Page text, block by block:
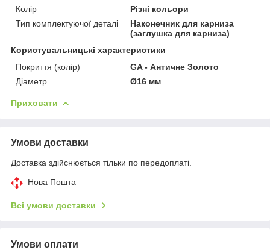
Колір
Різні кольори
Тип комплектуючої деталі
Наконечник для карниза
(заглушка для карниза)
Користувальницькі характеристики
Покриття (колір)
GA - Античне Золото
Діаметр
Ø16 мм
Приховати
Умови доставки
Доставка здійснюється тільки по передоплаті.
Нова Пошта
Всі умови доставки
Умови оплати